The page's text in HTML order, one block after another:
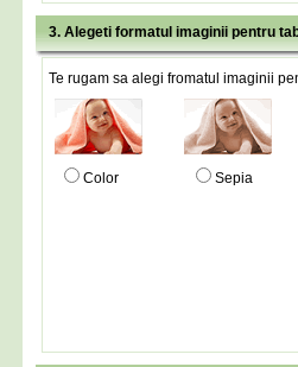
3. Alegeti formatul imaginii pentru
Te rugam sa alegi fromatul imaginii
Color Sepia